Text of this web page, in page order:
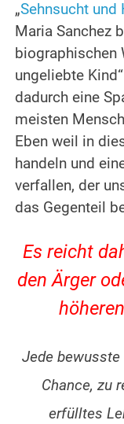
„Sehnsucht und
Maria Sanchez
biographischen
ungeliebte
dadurch eine
meisten
Eben weil in
handeln und
verfallen, der
das Gegenteil
Es reicht
den Ärger
Jede bewusste
Chance, zu
erfülltes